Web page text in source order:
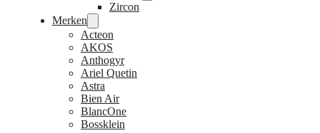
Zircon
Merken
Acteon
AKOS
Anthogyr
Ariel Quetin
Astra
Bien Air
BlancOne
Bossklein